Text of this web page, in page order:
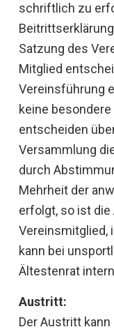
schriftlich zu
Satzung des
Mitglied
Vereinsführung
keine besondere
entscheiden
Versammlung
durch
Mehrheit der
erfolgt, so ist
Vereinsmitglied,
kann bei
Ältestenrat
Austritt:
Der Austritt